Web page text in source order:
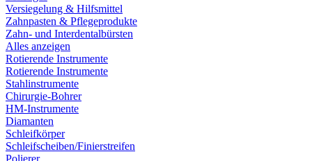
Versiegelung & Hilfsmittel
Zahnpasten & Pflegeprodukte
Zahn- und Interdentalbürsten
Alles anzeigen
Rotierende Instrumente
Rotierende Instrumente
Stahlinstrumente
Chirurgie-Bohrer
HM-Instrumente
Diamanten
Schleifkörper
Schleifscheiben/Finierstreifen
Polierer